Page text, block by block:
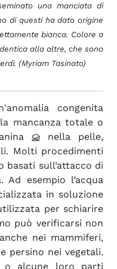
una manciata di
di questi ha dato origine
bianca. Colore a
alla altre, che sono
(Myriam Tasinato)
congenita
mancanza totale o
nella pelle,
Molti procedimenti
basati sull’attacco di
esempio l’acqua
in soluzione
per schiarire
può verificarsi non
nei mammiferi,
persino nei vegetali.
o alcune loro parti